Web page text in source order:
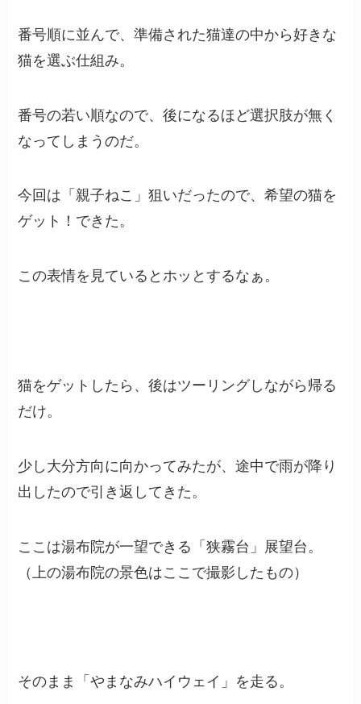
番号順に並んで、準備された猫達の中から好きな
猫を選ぶ仕組み。
番号の若い順なので、後になるほど選択肢が無く
なってしまうのだ。
今回は「親子ねこ」狙いだったので、希望の猫を
ゲット！できた。
この表情を見ているとホッとするなぁ。
猫をゲットしたら、後はツーリングしながら帰る
だけ。
少し大分方向に向かってみたが、途中で雨が降り
出したので引き返してきた。
ここは湯布院が一望できる「狭霧台」展望台。
（上の湯布院の景色はここで撮影したもの）
そのまま「やまなみハイウェイ」を走る。